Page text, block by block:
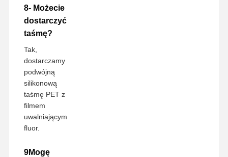
8- Możecie
dostarczyć
taśmę?
Tak,
dostarczamy
podwójną
silikonową
taśmę PET z
filmem
uwalniającym
fluor.
9Mogę